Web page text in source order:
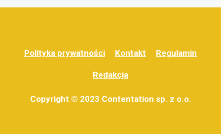
Polityka prywatności Kontakt Regulamin
Redakcja
Copyright © 2023 Contentation sp. z o.o.